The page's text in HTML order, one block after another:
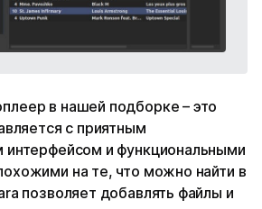
в нашей подборке – это
с приятным
интерфейсом и функциональными
на те, что можно найти в
позволяет добавлять файлы и